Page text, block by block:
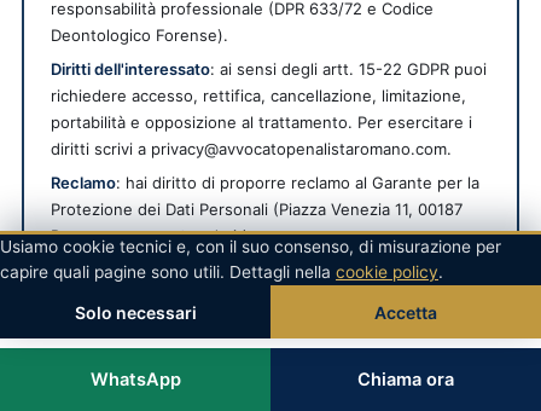
responsabilità professionale (DPR 633/72 e Codice
Deontologico Forense).
Diritti dell'interessato: ai sensi degli artt. 15-22 GDPR puoi
richiedere accesso, rettifica, cancellazione, limitazione,
portabilità e opposizione al trattamento. Per esercitare i
diritti scrivi a privacy@avvocatopenalistaromano.com.
Reclamo: hai diritto di proporre reclamo al Garante per la
Protezione dei Dati Personali (Piazza Venezia 11, 00187
Roma — garante@gpdp.it).
Per l'informativa completa e la politica sui cookie consulta la Privacy
WhatsApp Chiama ora
Usiamo cookie tecnici e, con il suo consenso, di misurazione per
capire quali pagine sono utili. Dettagli nella cookie policy.
Solo necessari Accetta